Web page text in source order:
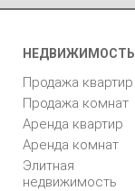
НЕДВИЖИМОСТЬ
Продажа квартир
Продажа комнат
Аренда квартир
Аренда комнат
Элитная
недвижимость